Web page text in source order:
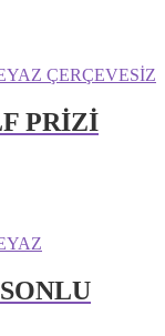
PRİZİ